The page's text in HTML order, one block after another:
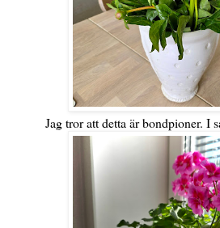
Jag tror att detta är bondpioner. I